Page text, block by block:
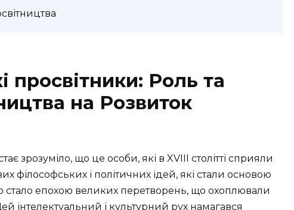
просвітники: Роль та
на Розвиток
зрозуміло, що це особи, які в XVIII столітті сприяли
філософських і політичних ідей, які стали основою
стало епохою великих перетворень, що охоплювали
інтелектуальний і культурний рух намагався